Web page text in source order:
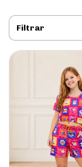
Filtrar